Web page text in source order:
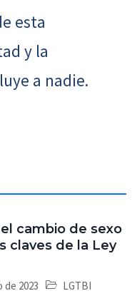
esta
y la
a nadie.
cambio de sexo
claves de la Ley
de 2023 LGTBI